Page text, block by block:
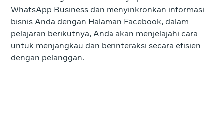
WhatsApp Business dan menyinkronkan informasi
bisnis Anda dengan Halaman Facebook, dalam
pelajaran berikutnya, Anda akan menjelajahi cara
untuk menjangkau dan berinteraksi secara efisien
dengan pelanggan.